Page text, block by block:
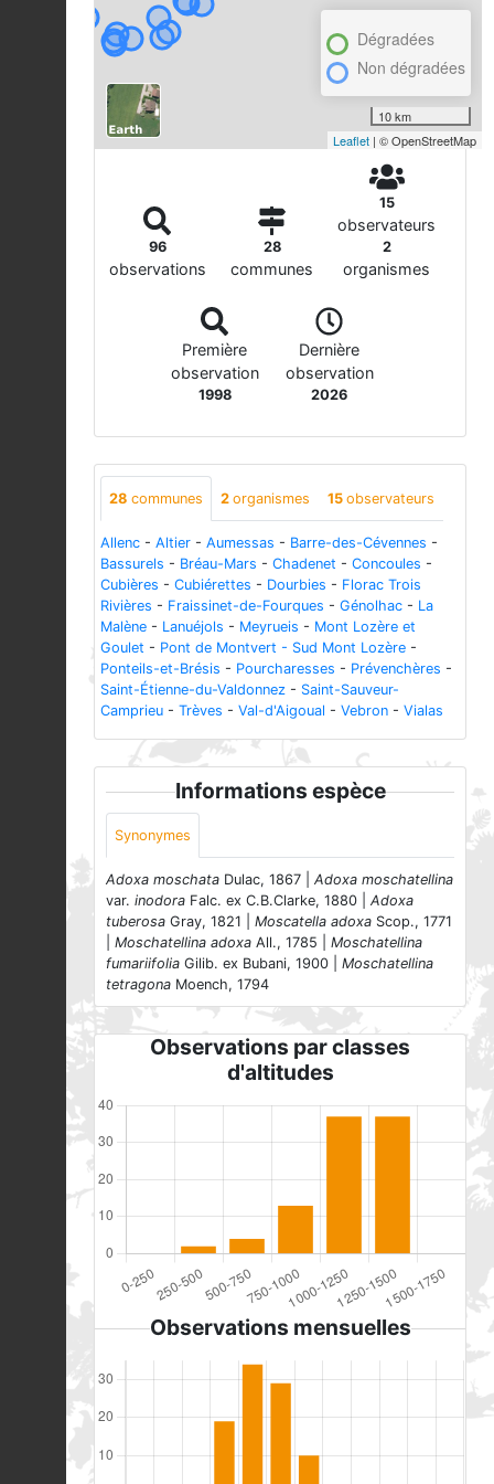
Dégradées
Non dégradées
10 km
Leaflet | © OpenStreetMap
96
observations
28
communes
15
observateurs
2
organismes
Première
observation
1998
Dernière
observation
2026
28 communes 2 organismes 15 observateurs
Allenc - Altier - Aumessas - Barre-des-Cévennes -
Bassurels - Bréau-Mars - Chadenet - Concoules -
Cubières - Cubiérettes - Dourbies - Florac Trois
Rivières - Fraissinet-de-Fourques - Génolhac - La
Malène - Lanuéjols - Meyrueis - Mont Lozère et
Goulet - Pont de Montvert - Sud Mont Lozère -
Ponteils-et-Brésis - Pourcharesses - Prévenchères -
Saint-Étienne-du-Valdonnez - Saint-Sauveur-
Camprieu - Trèves - Val-d'Aigoual - Vebron - Vialas
Informations espèce
Synonymes
Adoxa moschata Dulac, 1867 | Adoxa moschatellina
var. inodora Falc. ex C.B.Clarke, 1880 | Adoxa
tuberosa Gray, 1821 | Moscatella adoxa Scop., 1771
Moschatellina adoxa All., 1785 | Moschatellina
fumariifolia Gilib. ex Bubani, 1900 | Moschatellina
tetragona Moench, 1794
Observations par classes
d'altitudes
Observations mensuelles